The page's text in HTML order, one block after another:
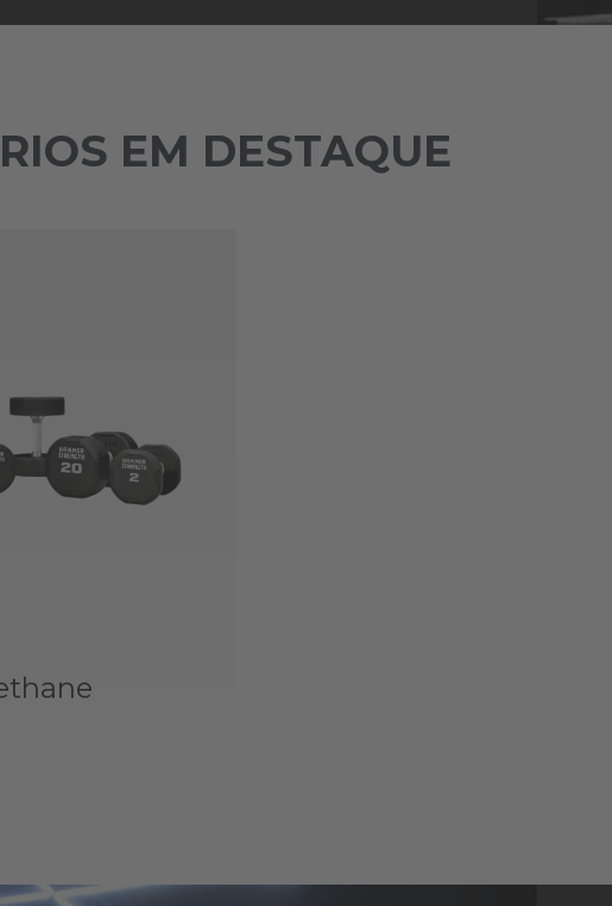
EM DESTAQUE